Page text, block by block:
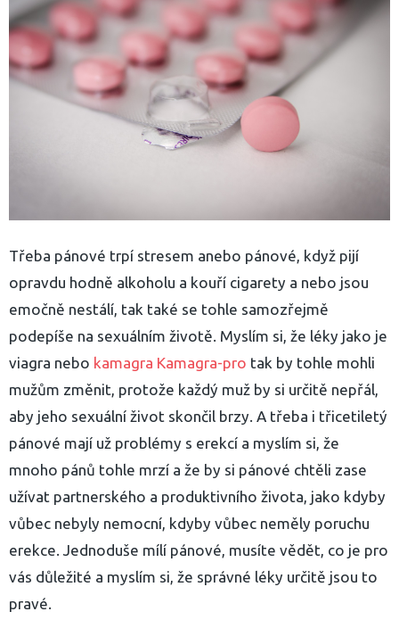
Třeba pánové trpí stresem anebo pánové, když pijí
opravdu hodně alkoholu a kouří cigarety a nebo jsou
emočně nestálí, tak také se tohle samozřejmě
podepíše na sexuálním životě. Myslím si, že léky jako je
viagra nebo kamagra Kamagra-pro tak by tohle mohli
mužům změnit, protože každý muž by si určitě nepřál,
aby jeho sexuální život skončil brzy. A třeba i třicetiletý
pánové mají už problémy s erekcí a myslím si, že
mnoho pánů tohle mrzí a že by si pánové chtěli zase
užívat partnerského a produktivního života, jako kdyby
vůbec nebyly nemocní, kdyby vůbec neměly poruchu
erekce. Jednoduše mílí pánové, musíte vědět, co je pro
vás důležité a myslím si, že správné léky určitě jsou to
pravé.